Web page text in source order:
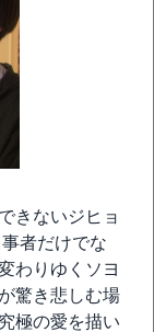
きないジヒョ
者だけでな
わりゆくソヨ
驚き悲しむ場
極の愛を描い